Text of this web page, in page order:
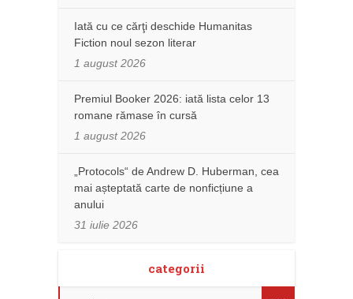
Iată cu ce cărţi deschide Humanitas
Fiction noul sezon literar
1 august 2026
Premiul Booker 2026: iată lista celor 13
romane rămase în cursă
1 august 2026
„Protocols“ de Andrew D. Huberman, cea
mai așteptată carte de nonficțiune a
anului
31 iulie 2026
categorii